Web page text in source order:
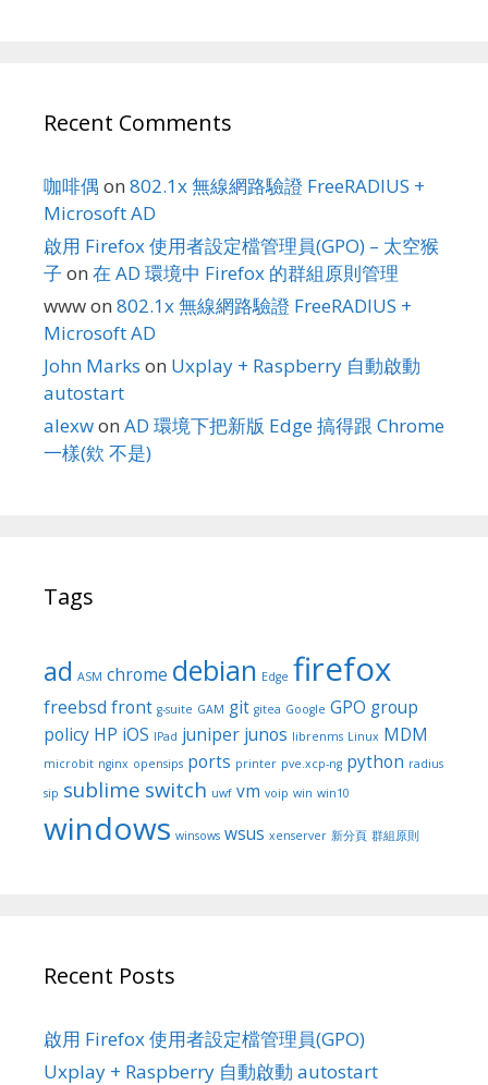
Recent Comments
咖啡偶 on 802.1x 無線網路驗證 FreeRADIUS +
Microsoft AD
啟用 Firefox 使用者設定檔管理員(GPO) – 太空猴
子 on 在 AD 環境中 Firefox 的群組原則管理
wwwon 802.1x 無線網路驗證 FreeRADIUS +
Microsoft AD
John Marks on Uxplay + Raspberry 自動啟動
autostart
alexwon AD 環境下把新版 Edge 搞得跟 Chrome
一樣(欸 不是)
Tags
ad ASM chrome debian Edge firefox
freebsd front g-suite GAM git gitea Google GPO group
policy HP iOS IPad juniper junos librenms Linux MDM
microbit nginx opensips ports printer pve.xcp-ng python radius
sip sublime switch uwf vm voip win win10
windows winsows wsus xenserver 新分頁 群組原則
Recent Posts
啟用 Firefox 使用者設定檔管理員(GPO)
Uxplay + Raspberry 自動啟動 autostart